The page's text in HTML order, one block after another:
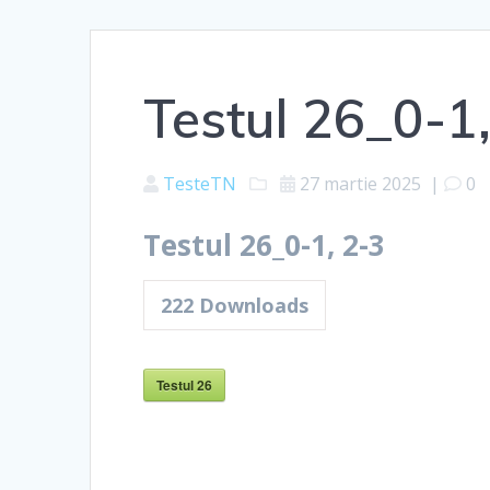
Testul 26_0-
TesteTN 27 martie 2025 | 0
Testul 26_0-1, 2-3
222 Downloads
Testul 26